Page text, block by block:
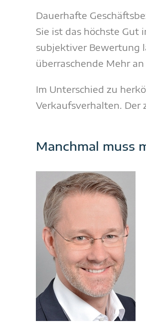
Dauerhafte
Sie ist das höchste
subjektiver Bewertung
überraschende Mehr
Im Unterschied zu
Verkaufsverhalten. Der
Manchmal muss